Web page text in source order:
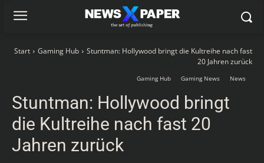
Start Gaming Hub
Stuntman: Hollywood bringt die Kultreihe nach fast
20 Jahren zurück
Gaming Hub Gaming News News
Stuntman: Hollywood bringt
die Kultreihe nach fast 20
Jahren zurück